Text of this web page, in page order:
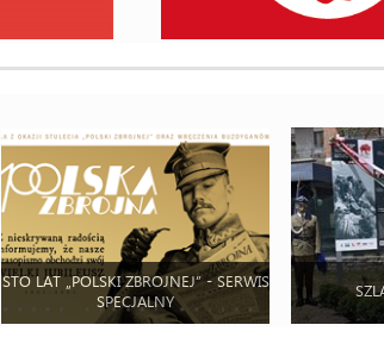
STO LAT „POLSKI ZBROJNEJ” - SERWIS
SPECJALNY